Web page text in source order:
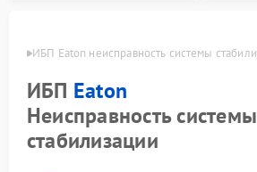
ИБП Eaton неисправность системы
ИБП Eaton
Неисправность системы
стабилизации